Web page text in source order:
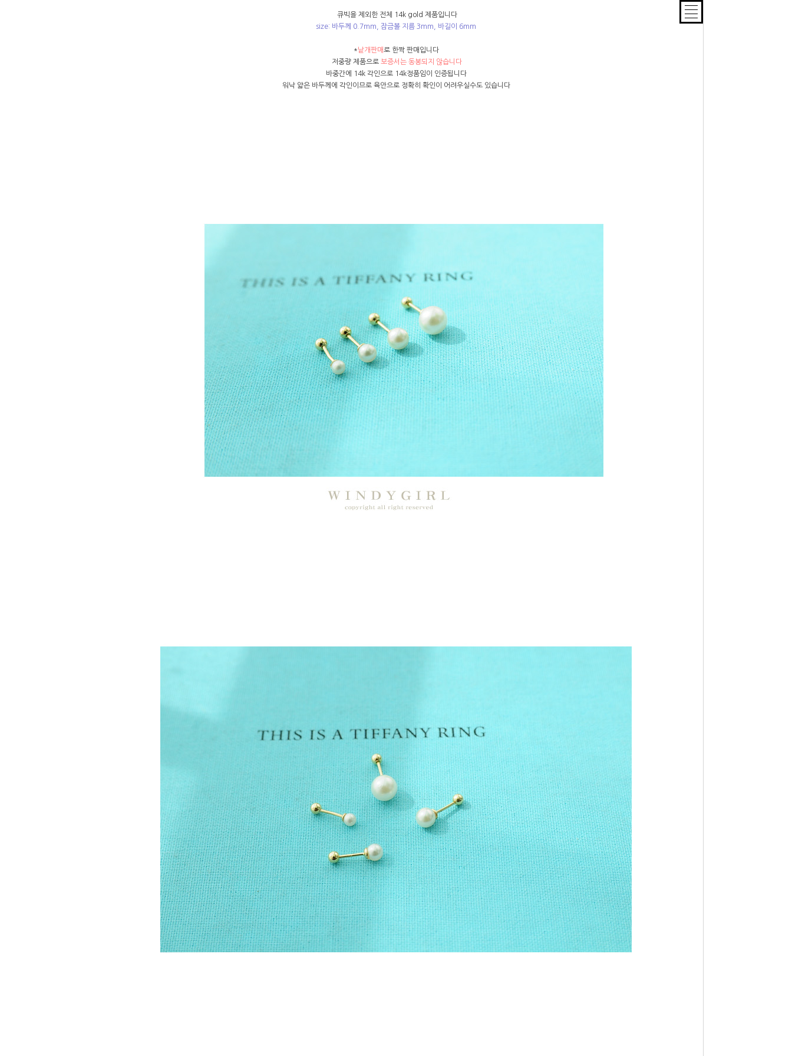
큐빅을 제외한 전체 14k gold 제품입니다
size: 바두께 0.7mm, 잠금볼 지름 3mm, 바길이 6mm
*낱개판매로 한짝 판매입니다
저중량 제품으로 보증서는 동봉되지 않습니다
바중간에 14k 각인으로 14k정품임이 인증됩니다
워낙 얇은 바두께에 각인이므로 육안으로 정확히 확인이 어려우실수도 있습니다